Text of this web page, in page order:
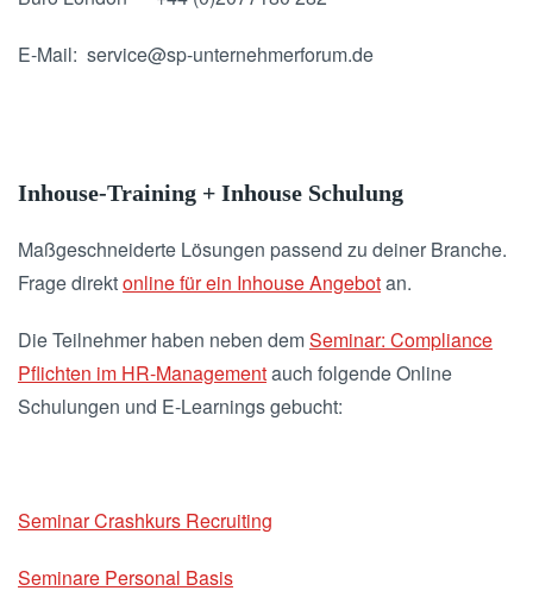
E-Mail: service@sp-unternehmerforum.de
Inhouse-Training + Inhouse Schulung
Maßgeschneiderte Lösungen passend zu deiner Branche.
Frage direktonline für ein Inhouse Angebotan.
Die Teilnehmer haben neben demSeminar: Compliance
Pflichten im HR-Managementauch folgende Online
Schulungen und E-Learnings gebucht:
Seminar Crashkurs Recruiting
Seminare Personal Basis